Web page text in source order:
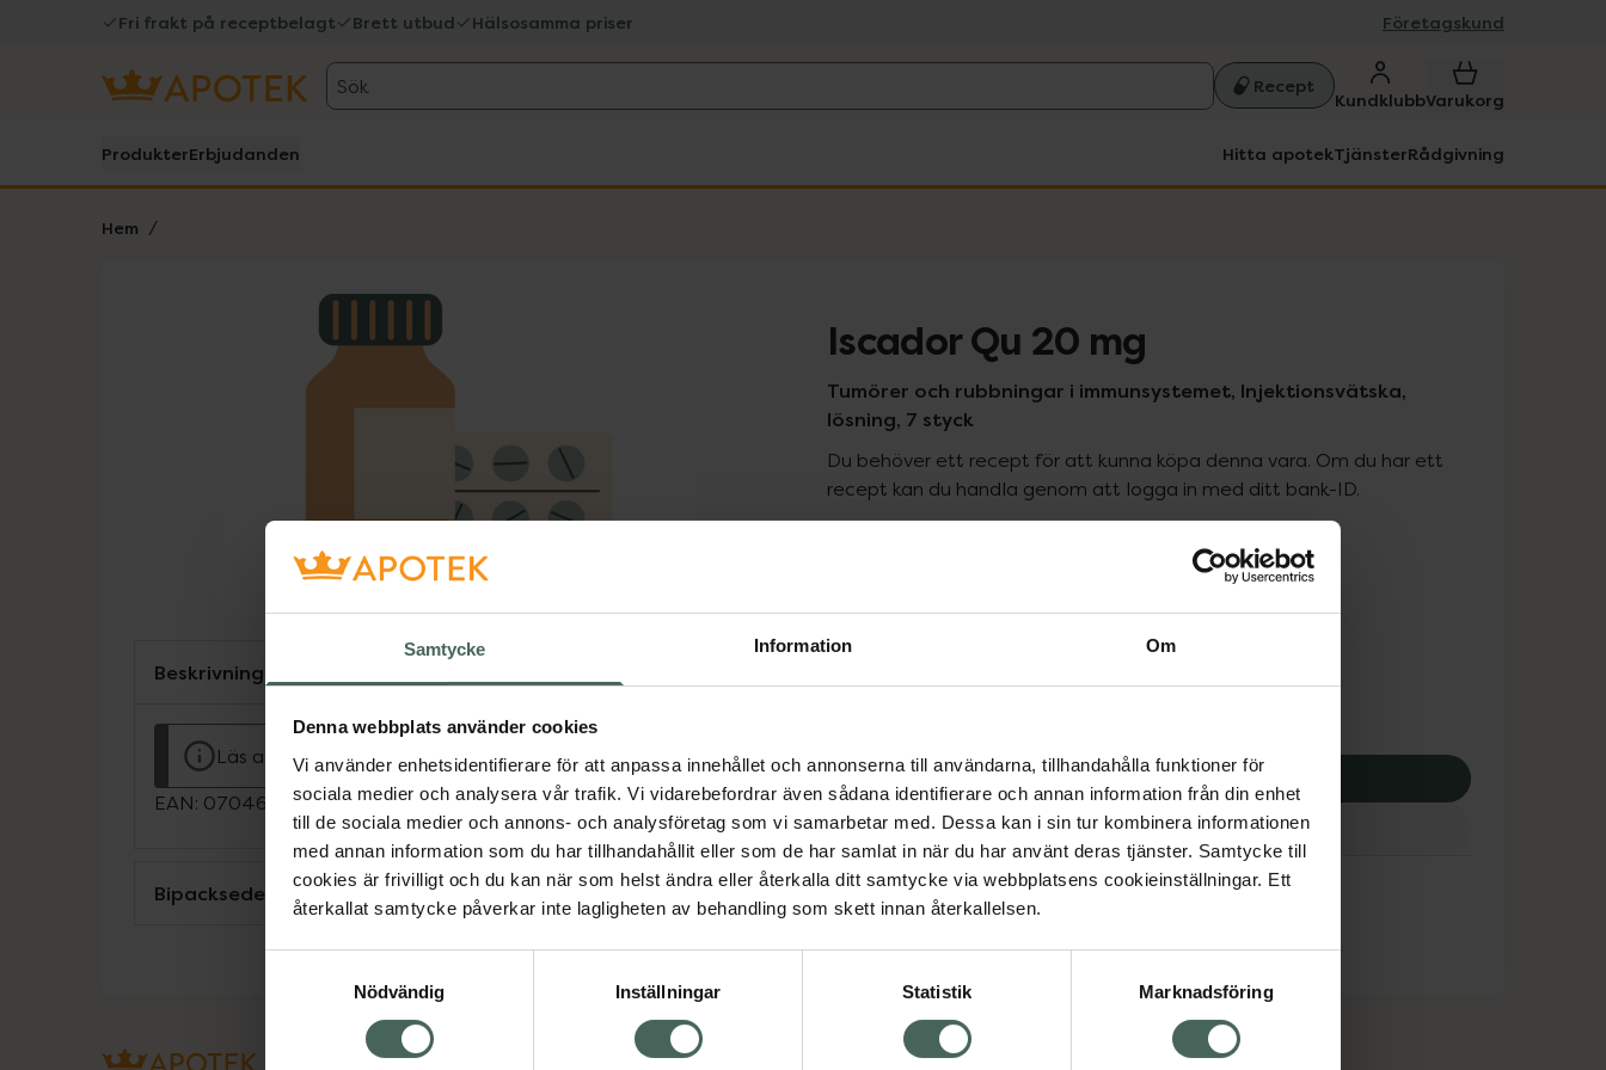
Samtycke Information Om
Denna webbplats använder cookies
Vi använder enhetsidentifierare för att anpassa innehållet och annonserna till användarna, tillhandahålla funktioner för
sociala medier och analysera vår trafik. Vi vidarebefordrar även sådana identifierare och annan information från din enhet
till de sociala medier och annons- och analysföretag som vi samarbetar med. Dessa kan i sin tur kombinera informationen
med annan information som du har tillhandahållit eller som de har samlat in när du har använt deras tjänster. Samtycke till
cookies är frivilligt och du kan när som helst ändra eller återkalla ditt samtycke via webbplatsens cookieinställningar. Ett
återkallat samtycke påverkar inte lagligheten av behandling som skett innan återkallelsen.
Nödvändig
Inställningar Statistik Marknadsföring
Fri frakt på receptbelagt Brett utbud Hälsosamma priser Företagskund
Sök Recept
KundklubbVarukorg
ProdukterErbjudanden Hitta apotekTjänsterRådgivning
Hem
Lista: . Innehåller 1 objekt. Iscador Qu 20 mg
Tumörer och rubbningar i immunsystemet, Injektionsvätska,
lösning, 7 styck
Du behöver ett recept för att kunna köpa denna vara. Om du har ett
recept kan du handla genom att logga in med ditt bank-ID.
Pris med recept
522,50 kr
Köp via ditt recept
Aktuella erbjudanden
Beskrivning
Läs alltid bipacksedeln innan användning.
EAN: 07046260680418
Bipacksedel från FASS Visa
Om recept och läkemedel